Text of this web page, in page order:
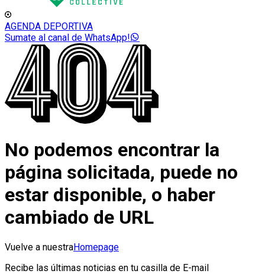
AGENDA DEPORTIVA
Sumate al canal de WhatsApp!
No podemos encontrar la
página solicitada, puede no
estar disponible, o haber
cambiado de URL
Vuelve a nuestraHomepage
Recibe las últimas noticias en tu casilla de E-mail